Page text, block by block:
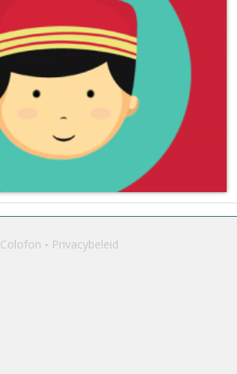
Colofon Privacybeleid